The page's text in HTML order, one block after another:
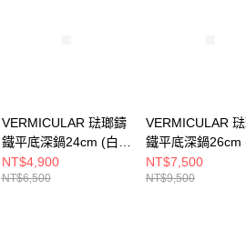
VERMICULAR 琺瑯鑄
鐵平底深鍋24cm (白橡
木)
NT$4,900
NT$6,500
VERMICULAR
鐵平底深鍋26cm
木)+鍋蓋
NT$7,500
NT$9,500